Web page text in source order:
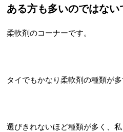
ある方も多いのではない
柔軟剤のコーナーです。
タイでもかなり柔軟剤の種類が多
選びきれないほど種類が多く、